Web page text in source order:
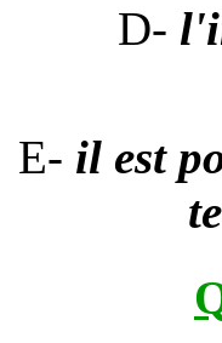
D-
E- il est